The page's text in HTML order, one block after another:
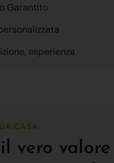
Garantito
esperienza
CASA
vero valore